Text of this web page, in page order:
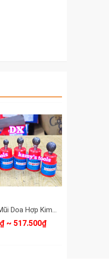
Mũi Mài Mũi Doa Hợp Kim Thép Dx 6mm 8mm 10mm 14mm 16mm
~ 517.500₫